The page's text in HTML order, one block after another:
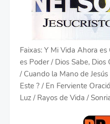
Faixas: Y Mi Vida Ahora
es Poder / Dios Sabe, Dios
/ Cuando la Mano de
Este ? / En Ferviente
Luz / Rayos de Vida /